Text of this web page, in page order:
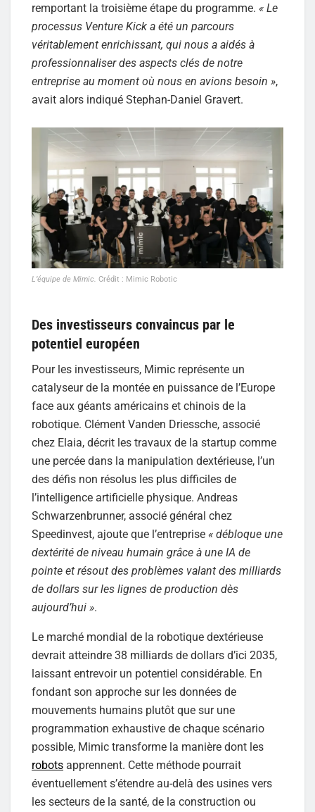
remportant la troisième étape du programme. « Le
processus Venture Kick a été un parcours
véritablement enrichissant, qui nous a aidés à
professionnaliser des aspects clés de notre
entreprise au moment où nous en avions besoin »,
avait alors indiqué Stephan-Daniel Gravert.
L’équipe de Mimic. Crédit : Mimic Robotic
Des investisseurs convaincus par le
potentiel européen
Pour les investisseurs, Mimic représente un
catalyseur de la montée en puissance de l’Europe
face aux géants américains et chinois de la
robotique. Clément Vanden Driessche, associé
chez Elaia, décrit les travaux de la startup comme
une percée dans la manipulation dextérieuse, l’un
des défis non résolus les plus difficiles de
l’intelligence artificielle physique. Andreas
Schwarzenbrunner, associé général chez
Speedinvest, ajoute que l’entreprise « débloque une
dextérité de niveau humain grâce à une IA de
pointe et résout des problèmes valant des milliards
de dollars sur les lignes de production dès
aujourd’hui ».
Le marché mondial de la robotique dextérieuse
devrait atteindre 38 milliards de dollars d’ici 2035,
laissant entrevoir un potentiel considérable. En
fondant son approche sur les données de
mouvements humains plutôt que sur une
programmation exhaustive de chaque scénario
possible, Mimic transforme la manière dont les
robots apprennent. Cette méthode pourrait
éventuellement s’étendre au-delà des usines vers
les secteurs de la santé, de la construction ou